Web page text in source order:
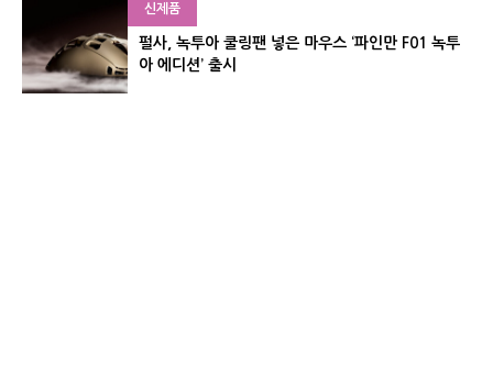
신제품
펄사, 녹투아 쿨링팬 넣은 마우스 ‘파인만 F01 녹투
아 에디션’ 출시